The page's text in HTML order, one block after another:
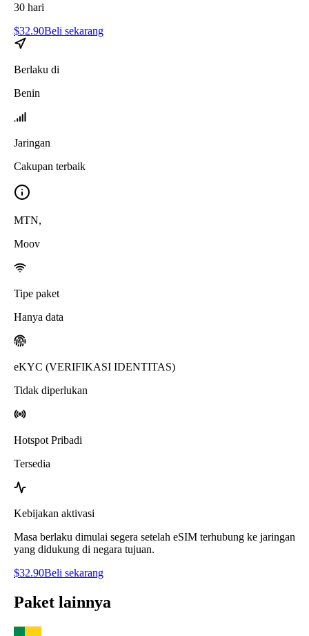
30 hari
$32.90Beli sekarang
Berlaku di
Benin
Jaringan
Cakupan terbaik
MTN,
Moov
Tipe paket
Hanya data
eKYC (VERIFIKASI IDENTITAS)
Tidak diperlukan
Hotspot Pribadi
Tersedia
Kebijakan aktivasi
Masa berlaku dimulai segera setelah eSIM terhubung ke jaringan
yang didukung di negara tujuan.
$32.90Beli sekarang
Paket lainnya